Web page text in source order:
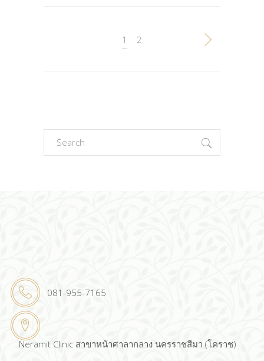
1 2
Search
for:
081-955-7165
Neramit Clinic สาขาหน้าศาลากลาง นครราชสีมา (โคราช)